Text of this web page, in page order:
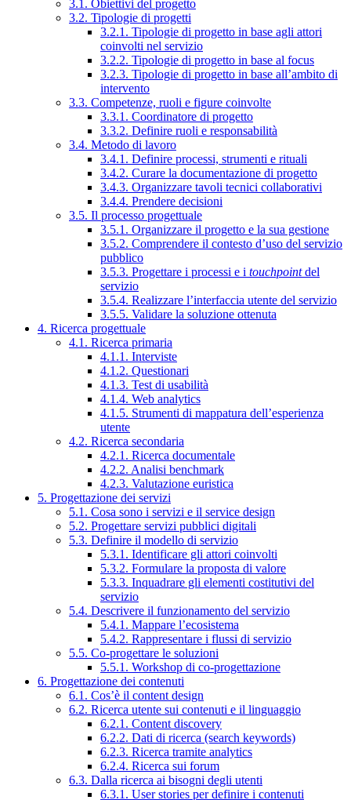
3.1. Obiettivi del progetto
3.2. Tipologie di progetti
3.2.1. Tipologie di progetto in base agli attori
coinvolti nel servizio
3.2.2. Tipologie di progetto in base al focus
3.2.3. Tipologie di progetto in base all’ambito di
intervento
3.3. Competenze, ruoli e figure coinvolte
3.3.1. Coordinatore di progetto
3.3.2. Definire ruoli e responsabilità
3.4. Metodo di lavoro
3.4.1. Definire processi, strumenti e rituali
3.4.2. Curare la documentazione di progetto
3.4.3. Organizzare tavoli tecnici collaborativi
3.4.4. Prendere decisioni
3.5. Il processo progettuale
3.5.1. Organizzare il progetto e la sua gestione
3.5.2. Comprendere il contesto d’uso del servizio
pubblico
3.5.3. Progettare i processi e i touchpointdel
servizio
3.5.4. Realizzare l’interfaccia utente del servizio
3.5.5. Validare la soluzione ottenuta
4. Ricerca progettuale
4.1. Ricerca primaria
4.1.1. Interviste
4.1.2. Questionari
4.1.3. Test di usabilità
4.1.4. Web analytics
4.1.5. Strumenti di mappatura dell’esperienza
utente
4.2. Ricerca secondaria
4.2.1. Ricerca documentale
4.2.2. Analisi benchmark
4.2.3. Valutazione euristica
5. Progettazione dei servizi
5.1. Cosa sono i servizi e il service design
5.2. Progettare servizi pubblici digitali
5.3. Definire il modello di servizio
5.3.1. Identificare gli attori coinvolti
5.3.2. Formulare la proposta di valore
5.3.3. Inquadrare gli elementi costitutivi del
servizio
5.4. Descrivere il funzionamento del servizio
5.4.1. Mappare l’ecosistema
5.4.2. Rappresentare i flussi di servizio
5.5. Co-progettare le soluzioni
5.5.1. Workshop di co-progettazione
6. Progettazione dei contenuti
6.1. Cos’è il content design
6.2. Ricerca utente sui contenuti e il linguaggio
6.2.1. Content discovery
6.2.2. Dati di ricerca (search keywords)
6.2.3. Ricerca tramite analytics
6.2.4. Ricerca sui forum
6.3. Dalla ricerca ai bisogni degli utenti
6.3.1. User stories per definire i contenuti